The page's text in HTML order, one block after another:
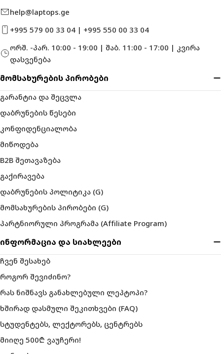
help@laptops.ge
+995 579 00 33 04 | +995 550 00 33 04
ორშ. -პარ. 10:00 - 19:00 | შაბ. 11:00 - 17:00 | კვირა
დასვენება
მომსახურების პირობები
გარანტია და შეცვლა
დაბრუნების წესები
კონფიდენციალობა
მიწოდება
B2B შეთავაზება
გაქირავება
დაბრუნების პოლიტიკა (G)
მომსახურების პირობები (G)
პარტნიორული პროგრამა (Affiliate Program)
ინფორმაცია და სიახლეები
ჩვენ შესახებ
როგორ შევიძინო?
რას ნიშნავს განახლებული ლეპტოპი?
ხშირად დასმული შეკითხვები (FAQ)
სტუდენტებს, ლექტორებს, ცენტრებს
მიიღე 500₾ ვაუჩერი!